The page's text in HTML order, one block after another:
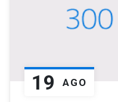
19 AGO